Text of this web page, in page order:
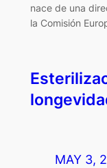
nace de una
la Comisión
MAY 3,